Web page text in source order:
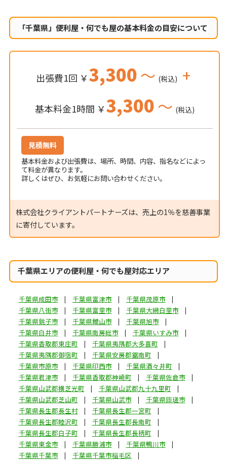
「千葉県」便利屋・何でも屋の基本料金の目安について
出張費1回 ￥3,300～ (税込) +
基本料金1時間 ￥3,300～ (税込)
見積無料
基本料金および出張費は、場所、時間、内容、指名などによっ
て料金が異なります。
詳しくはぜひ、お気軽にお問い合わせください。
株式会社クライアントパートナーズは、売上の1％を慈善事業
に寄付しています。
千葉県エリアの便利屋・何でも屋対応エリア
千葉県成田市 千葉県富津市
千葉県茂原市
千葉県八街市
千葉県富里市
千葉県大網白里市
千葉県銚子市
千葉県館山市
千葉県旭市
千葉県白井市
千葉県南房総市
千葉県いすみ市
千葉県香取郡東庄町
千葉県夷隅郡大多喜町
千葉県夷隅郡御宿町
千葉県安房郡鋸南町
千葉県市原市
千葉県印西市
千葉県酒々井町
千葉県君津市
千葉県香取郡神崎町
千葉県佐倉市
千葉県山武郡横芝光町
千葉県山武郡九十九里町
千葉県山武郡芝山町
千葉県山武市
千葉県匝瑳市
千葉県長生郡長生村
千葉県長生郡一宮町
千葉県長生郡睦沢町
千葉県長生郡長南町
千葉県長生郡白子町
千葉県長生郡長柄町
千葉県東金市
千葉県勝浦市
千葉県鴨川市
千葉県千葉市
千葉県千葉市稲毛区